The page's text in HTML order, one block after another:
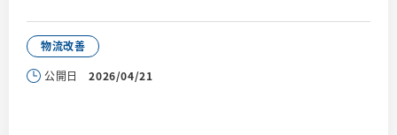
物流改善
公開日2026/04/21